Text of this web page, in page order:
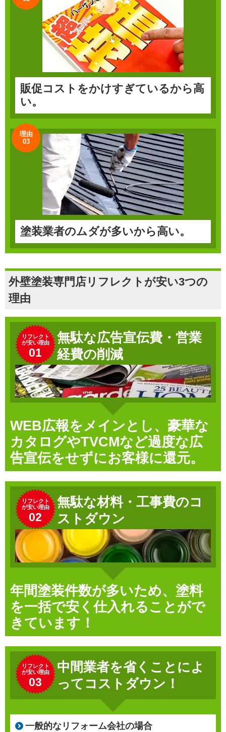
販促コストをかけすぎているから高
い。
理由
03
塗装業者のムダが多いから高い。
外壁塗装専門店リフレクトが安い3つの
理由
リフレクト
が安い理由
01
無駄な広告宣伝費・営業
経費の削減
WEB広報をメインとし、豪華な
カタログやTVCMなど過度な広
告宣伝をせずにお客様に還元。
リフレクト
が安い理由
02
無駄な材料・工事費のコ
ストダウン
年間塗装件数が多いため、塗料
を一括で安く仕入れることがで
きています！
リフレクト
が安い理由
03
中間業者を省くことによ
ってコストダウン！
一般的なリフォーム会社の場合